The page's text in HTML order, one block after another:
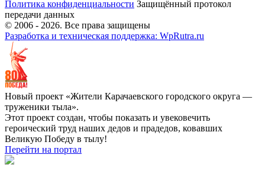
Политика конфиденциальности Защищённый протокол
передачи данных
© 2006 - 2026. Все права защищены
Разработка и техническая поддержка: WpRutra.ru
Новый проект «Жители Карачаевского городского округа —
труженики тыла».
Этот проект создан, чтобы показать и увековечить
героический труд наших дедов и прадедов, ковавших
Великую Победу в тылу!
Перейти на портал